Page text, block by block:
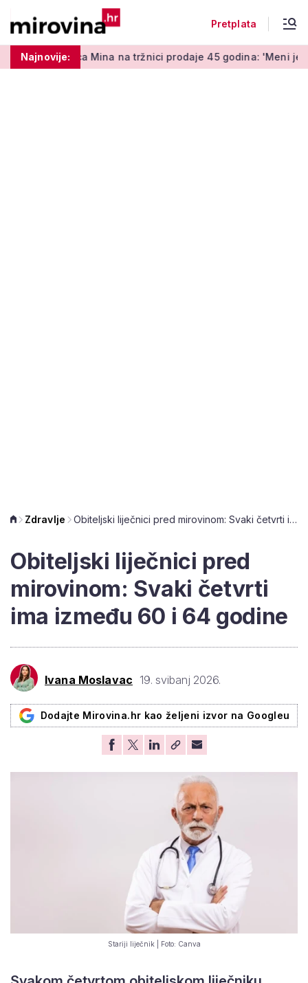
Pretplata
Najnovije:
Mina na tržnici prodaje 45 godina: 'Meni je ovo zabava i
Zdravlje Obiteljski liječnici pred mirovinom: Svaki četvrti ima između 60 i 64 godine
Obiteljski liječnici pred
mirovinom: Svaki četvrti
ima između 60 i 64 godine
Ivana Moslavac 19. svibanj 2026.
Dodajte Mirovina.hr kao željeni izvor na Googleu
Stariji liječnik | Foto: Canva